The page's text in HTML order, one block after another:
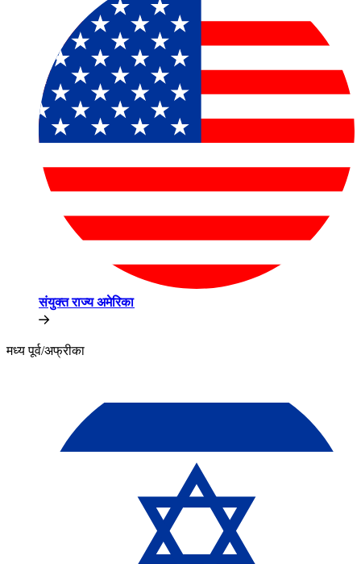
संयुक्त राज्य अमेरिका​​
मध्य पूर्व/अफ्रीका​​